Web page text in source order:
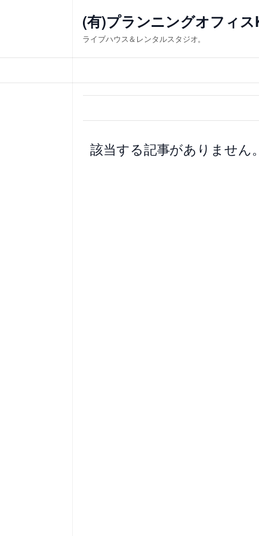
ス
キ
(有)プランニングオフィス
ライブハウス＆レンタルスタジオ。
該当する記事がありません。